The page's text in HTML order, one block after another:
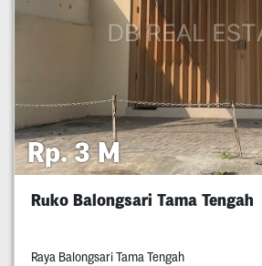
Rp. 3 M
Ruko Balongsari Tama Tengah
Raya Balongsari Tama Tengah